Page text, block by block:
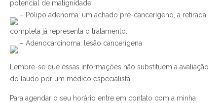
potencial de malignidade.
– Pólipo adenoma: um achado pré-cancerígeno, a retirada
completa já representa o tratamento.
– Adenocarcinoma: lesão cancerígena
Lembre-se que essas informações não substituem a avaliação
do laudo por um médico especialista.
Para agendar o seu horário entre em contato com a minha